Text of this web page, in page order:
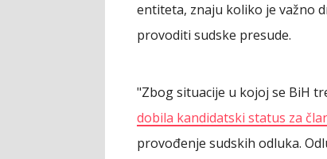
entiteta, znaju koliko je važno
provoditi sudske presude.
"Zbog situacije u kojoj se BiH
dobila kandidatski status za
provođenje sudskih odluka.